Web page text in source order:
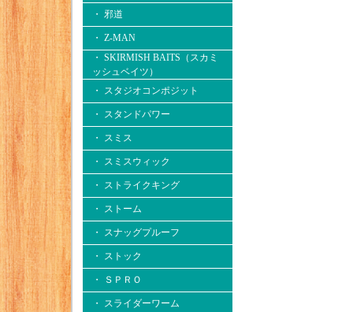
・ 邪道
・ Z-MAN
・ SKIRMISH BAITS（スカミ
ッシュベイツ）
・ スタジオコンポジット
・ スタンドパワー
・ スミス
・ スミスウィック
・ ストライクキング
・ ストーム
・ スナッグプルーフ
・ ストック
・ ＳＰＲＯ
・ スライダーワーム